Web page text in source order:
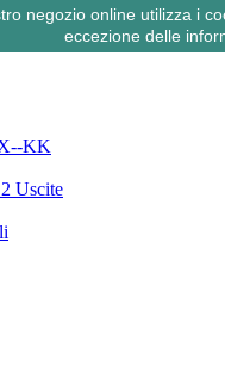
KK
Uscite
negozio online utilizza i
eccezione delle